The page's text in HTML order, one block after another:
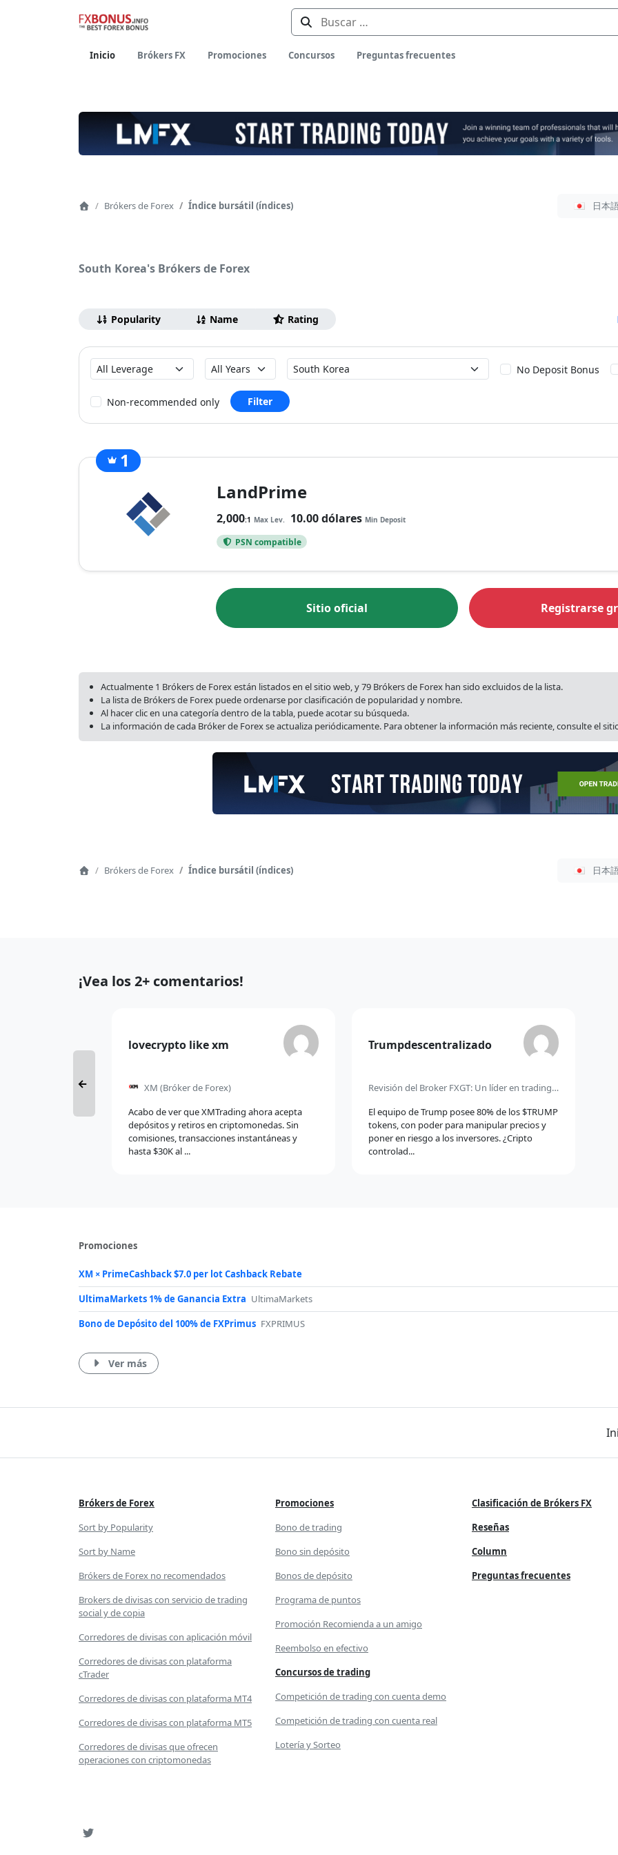
Buscar:
Inicio Brókers FX Promociones Concursos Preguntas frecuentes
Navegación
página
Home Brókers de Forex Índice bursátil (índices) 日本
South Korea's Brókers de Forex
Browsing
Ordenar
por
Popularity Name Rating
Max
Leverage
Founded Country No Deposit Bonus
Non-recommended only Filter
LandPrime
2,000:1 Max Lev. 10.00 dólares Min Deposit
PSN compatible
1
Sitio oficial Registrarse
Actualmente 1 Brókers de Forex están listados en el sitio web, y 79 Brókers de Forex han sido excluidos de la lista.
La lista de Brókers de Forex puede ordenarse por clasificación de popularidad y nombre.
Al hacer clic en una categoría dentro de la tabla, puede acotar su búsqueda.
La información de cada Bróker de Forex se actualiza periódicamente. Para obtener la información más reciente, consulte el
Navegación
Home Brókers de Forex Índice bursátil (índices) 日本
Comentarios
¡Vea los 2+ comentarios!
Comentario
lovecrypto like xm
XM(Bróker de Forex)
Acabo de ver que XMTrading ahora acepta
depósitos y retiros en criptomonedas. Sin
comisiones, transacciones instantáneas y
hasta $30K al ...
Comentario
Trumpdescentralizado
Revisión del Broker FXGT: Un líder en trading de Forex y criptomonedas con alto apalancamiento
El equipo de Trump posee 80% de los $TRUMP
tokens, con poder para manipular precios y
poner en riesgo a los inversores. ¿Cripto
controlad...
←
Promociones
XM × PrimeCashback $7.0 per lot Cashback Rebate
UltimaMarkets 1% de Ganancia Extra UltimaMarkets
Bono de Depósito del 100% de FXPrimus FXPRIMUS
Ver más
Servicios
Brókers de Forex
Sort by Popularity
Sort by Name
Brókers de Forex no recomendados
Brokers de divisas con servicio de trading
social y de copia
Corredores de divisas con aplicación móvil
Corredores de divisas con plataforma
cTrader
Corredores de divisas con plataforma MT4
Corredores de divisas con plataforma MT5
Corredores de divisas que ofrecen
operaciones con criptomonedas
Promociones
&
Bonos
Promociones
Bono de trading
Bono sin depósito
Bonos de depósito
Programa de puntos
Promoción Recomienda a un amigo
Reembolso en efectivo
Concursos de trading
Competición de trading con cuenta demo
Competición de trading con cuenta real
Lotería y Sorteo
Comunicados
de
prensa
Clasificación de Brókers FX
Reseñas
Column
Preguntas frecuentes
SNS